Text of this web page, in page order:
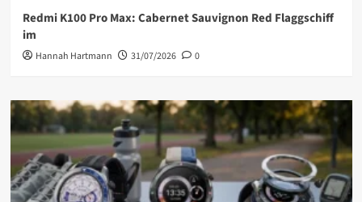
Redmi K100 Pro Max: Cabernet Sauvignon Red Flaggschiff
im
Hannah Hartmann 31/07/2026 0